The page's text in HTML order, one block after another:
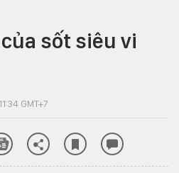
sốt siêu vi
GMT+7